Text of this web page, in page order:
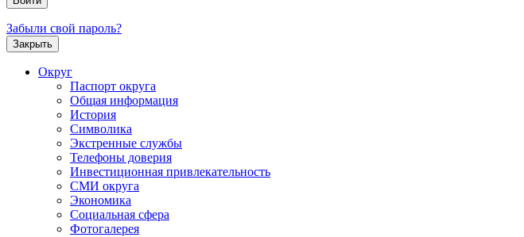
Забыли свой пароль?
Закрыть
Округ
Паспорт округа
Общая информация
История
Символика
Экстренные службы
Телефоны доверия
Инвестиционная привлекательность
СМИ округа
Экономика
Социальная сфера
Фотогалерея